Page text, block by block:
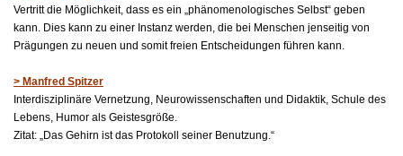
Vertritt die Möglichkeit, dass es ein „phänomenologisches Selbst“ geben
kann. Dies kann zu einer Instanz werden, die bei Menschen jenseitig von
Prägungen zu neuen und somit freien Entscheidungen führen kann.
> Manfred Spitzer
Interdisziplinäre Vernetzung, Neurowissenschaften und Didaktik, Schule des
Lebens, Humor als Geistesgröße.
Zitat: „Das Gehirn ist das Protokoll seiner Benutzung.“